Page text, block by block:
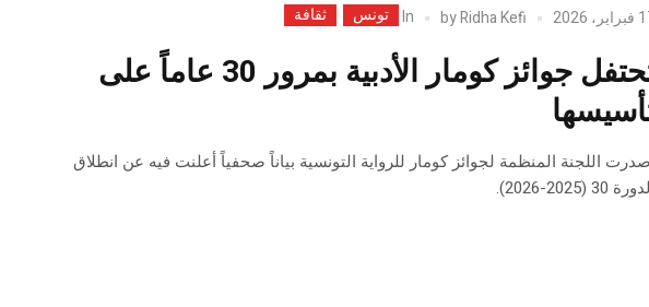
2026
byRidha Kefi
In تونس ثقافة
تحتفل جوائز كومار الأدبية بمرور 30 ​​عاماً على
اللجنة المنظمة لجوائز كومار للرواية التونسية بياناً صحفياً أعلنت فيه عن انطلاق
30 (2025-2026).